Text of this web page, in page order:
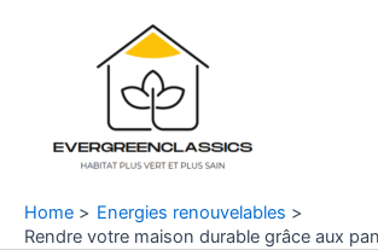
Home
Energies renouvelables
Rendre votre maison durable grâce aux